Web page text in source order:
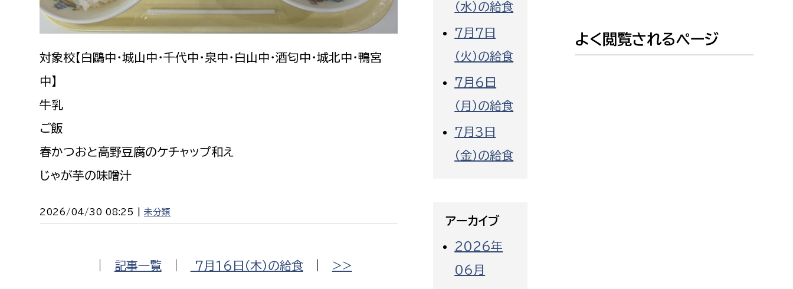
経営総務課
給排水業務課
水道整備課
下水道整備課
浄水管理課
教育総務課
保健給食課
教育指導課
選挙管理委員会事務局
農業委員会事務局
農業委員会事務局 議会総務課
対象校【白鷗中・城山中・千代中・泉中・白山中・酒匂中・城北中・鴨宮
中】
牛乳
ご飯
春かつおと高野豆腐のケチャップ和え
じゃが芋の味噌汁
2026/04/30 08:25 |未分類
記事一覧| 7月16日（木）の給食| >>
（水）の給食
7月7日
（火）の給食
7月6日
（月）の給食
7月3日
（金）の給食
アーカイブ
2026年
06月
よく閲覧されるページ